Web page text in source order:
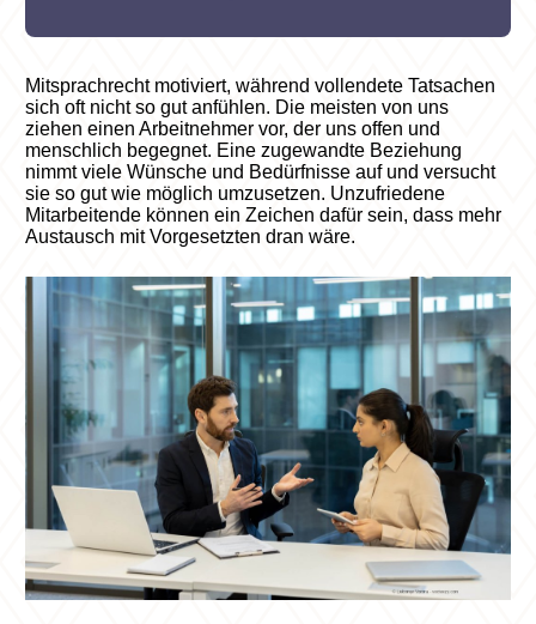
Mitsprachrecht motiviert, während vollendete Tatsachen
sich oft nicht so gut anfühlen. Die meisten von uns
ziehen einen Arbeitnehmer vor, der uns offen und
menschlich begegnet. Eine zugewandte Beziehung
nimmt viele Wünsche und Bedürfnisse auf und versucht
sie so gut wie möglich umzusetzen. Unzufriedene
Mitarbeitende können ein Zeichen dafür sein, dass mehr
Austausch mit Vorgesetzten dran wäre.